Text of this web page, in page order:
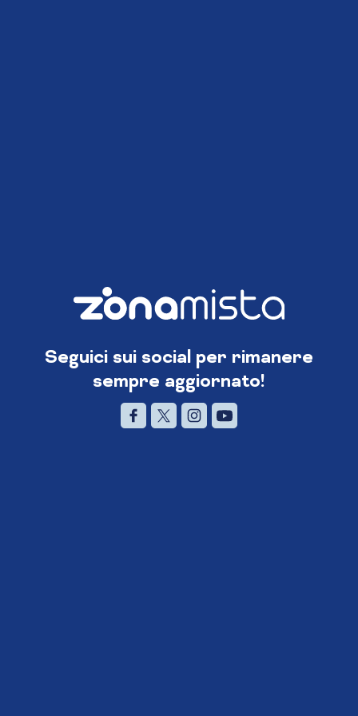
Seguici sui social per rimanere
sempre aggiornato!